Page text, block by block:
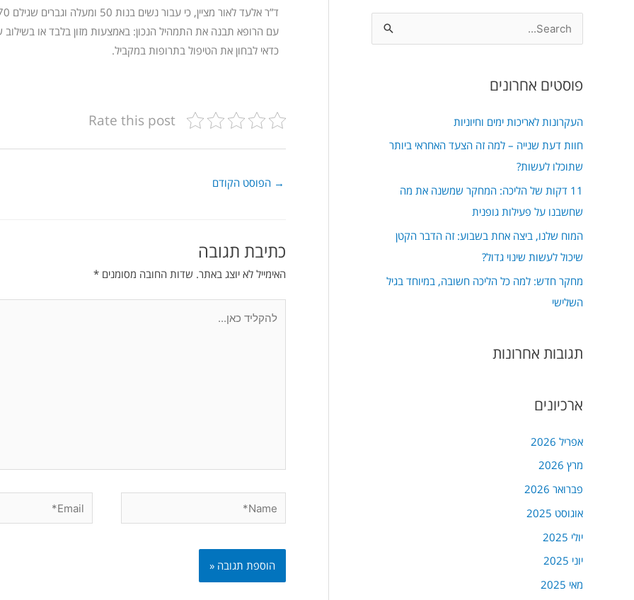
r
c
פוסטים אחרונים
העקרונות לאריכות ימים וחיוניות
חוות דעת שנייה – למה זה הצעד האחראי ביותר
שתוכלו לעשות?
11 דקות של הליכה: המחקר שמשנה את מה
שחשבנו על פעילות גופנית
המוח שלנו, ביצה אחת בשבוע: זה הדבר הקטן
שיכול לעשות שינוי גדול?
מחקר חדש: למה כל הליכה חשובה, במיוחד בגיל
השלישי
תגובות אחרונות
ארכיונים
אפריל 2026
מרץ 2026
פברואר 2026
אוגוסט 2025
יולי 2025
יוני 2025
מאי 2025
ד”ר אלעד לאור
עם הרופא תבנה את התמהיל הנכון: באמצעות מזון בלבד או
כדאי לבחון את הטיפול בתרופות במקביל.
Rate this post
→ הפוסט הקודם
כתיבת תגובה
האימייל לא יוצג באתר. שדות החובה מסומנים *
Email*